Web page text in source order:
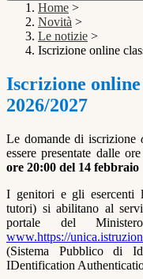
Home >
Novità >
Le notizie >
Iscrizione online
Iscrizione
2026/2027
Le domande di iscrizione
essere presentate dalle ore
ore 20:00 del 14
I genitori e gli esercenti
tutori) si abilitano al
portale del
www.https://
(Sistema Pubblico di
IDentification